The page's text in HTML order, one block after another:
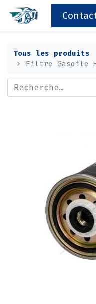
Tous les produits
Filtre Gasoile